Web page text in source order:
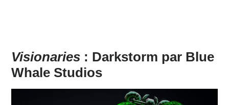
Visionaries: Darkstorm par Blue
Whale Studios